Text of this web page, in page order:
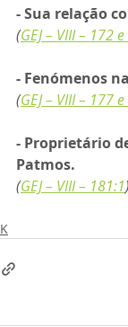
- Sua relação
(GEJ – VIII – 172
- Fenómenos
(GEJ – VIII – 177
- Proprietário
Patmos.
(GEJ – VIII – 181:1)
K